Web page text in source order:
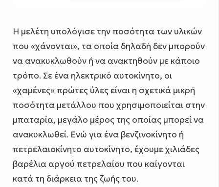
Η μελέτη υπολόγισε την ποσότητα των υλικών
που «χάνονται», τα οποία δηλαδή δεν μπορούν
να ανακυκλωθούν ή να ανακτηθούν με κάποιο
τρόπο. Σε ένα ηλεκτρικό αυτοκίνητο, οι
«χαμένες» πρώτες ύλες είναι η σχετικά μικρή
ποσότητα μετάλλου που χρησιμοποιείται στην
μπαταρία, μεγάλο μέρος της οποίας μπορεί να
ανακυκλωθεί. Ενώ για ένα βενζινοκίνητο ή
πετρελαιοκίνητο αυτοκίνητο, έχουμε χιλιάδες
βαρέλια αργού πετρελαίου που καίγονται
κατά τη διάρκεια της ζωής του.